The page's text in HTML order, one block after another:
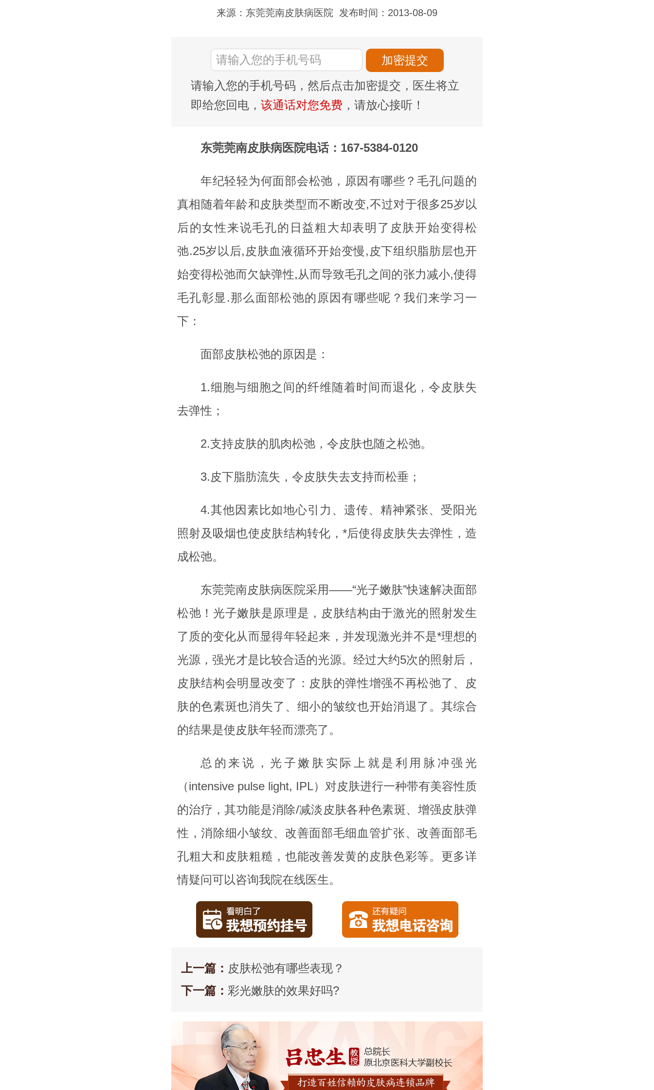
来源：东莞莞南皮肤病医院 发布时间：2013-08-09
请输入您的手机号码，然后点击加密提交，医生将立
即给您回电， 该通话对您免费 ，请放心接听！
东莞莞南皮肤病医院电话：167-5384-0120
年纪轻轻为何面部会松弛，原因有哪些？毛孔问题的
真相随着年龄和皮肤类型而不断改变,不过对于很多25岁以
后的女性来说毛孔的日益粗大却表明了皮肤开始变得松
弛.25岁以后,皮肤血液循环开始变慢,皮下组织脂肪层也开
始变得松弛而欠缺弹性,从而导致毛孔之间的张力减小,使得
毛孔彰显.那么面部松弛的原因有哪些呢？我们来学习一
下：
面部皮肤松弛的原因是：
1.细胞与细胞之间的纤维随着时间而退化，令皮肤失
去弹性；
2.支持皮肤的肌肉松弛，令皮肤也随之松弛。
3.皮下脂肪流失，令皮肤失去支持而松垂；
4.其他因素比如地心引力、遗传、精神紧张、受阳光
照射及吸烟也使皮肤结构转化，*后使得皮肤失去弹性，造
成松弛。
东莞莞南皮肤病医院采用——“光子嫩肤”快速解决面部
松弛！光子嫩肤是原理是，皮肤结构由于激光的照射发生
了质的变化从而显得年轻起来，并发现激光并不是*理想的
光源，强光才是比较合适的光源。经过大约5次的照射后，
皮肤结构会明显改变了：皮肤的弹性增强不再松弛了、皮
肤的色素斑也消失了、细小的皱纹也开始消退了。其综合
的结果是使皮肤年轻而漂亮了。
总的来说，光子嫩肤实际上就是利用脉冲强光
（intensive pulse light, IPL）对皮肤进行一种带有美容性质
的治疗，其功能是消除/减淡皮肤各种色素斑、增强皮肤弹
性，消除细小皱纹、改善面部毛细血管扩张、改善面部毛
孔粗大和皮肤粗糙，也能改善发黄的皮肤色彩等。更多详
情疑问可以咨询我院在线医生。
上一篇： 皮肤松弛有哪些表现？
下一篇： 彩光嫩肤的效果好吗?